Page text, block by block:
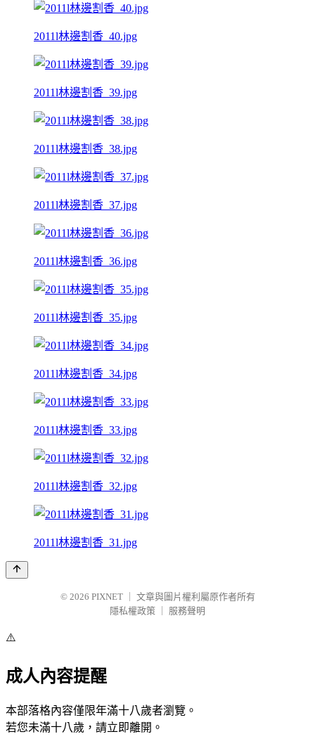
2011l林邊割香_40.jpg
2011l林邊割香_39.jpg
2011l林邊割香_38.jpg
2011l林邊割香_37.jpg
2011l林邊割香_36.jpg
2011l林邊割香_35.jpg
2011l林邊割香_34.jpg
2011l林邊割香_33.jpg
2011l林邊割香_32.jpg
2011l林邊割香_31.jpg
© 2026 PIXNET
文章與圖片權利屬原作者所有
隱私權政策
服務聲明
⚠️
成人內容提醒
本部落格內容僅限年滿十八歲者瀏覽。
若您未滿十八歲，請立即離開。